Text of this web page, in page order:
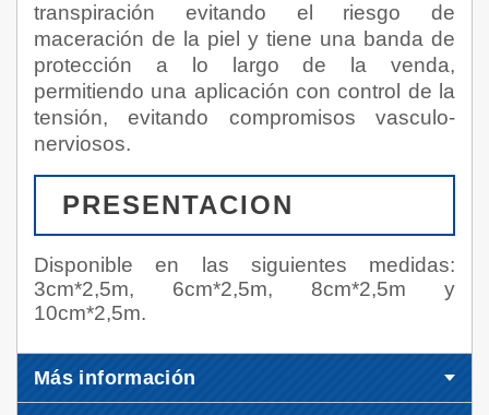
transpiración evitando el riesgo de
maceración de la piel y tiene una banda de
protección a lo largo de la venda,
permitiendo una aplicación con control de la
tensión, evitando compromisos vasculo-
nerviosos.
PRESENTACION
Disponible en las siguientes medidas:
3cm*2,5m, 6cm*2,5m, 8cm*2,5m y
10cm*2,5m.
Más información